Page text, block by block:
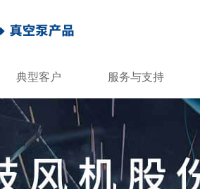
典型客户 服务与支持